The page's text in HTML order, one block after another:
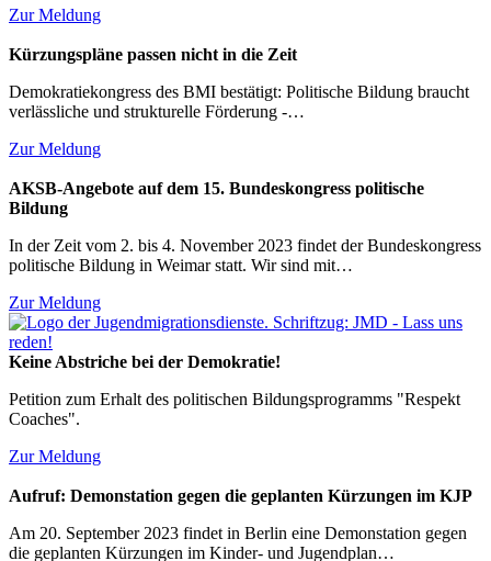
Zur Meldung
Kürzungspläne passen nicht in die Zeit
Demokratiekongress des BMI bestätigt: Politische Bildung braucht
verlässliche und strukturelle Förderung -…
Zur Meldung
AKSB-Angebote auf dem 15. Bundeskongress politische
Bildung
In der Zeit vom 2. bis 4. November 2023 findet der Bundeskongress
politische Bildung in Weimar statt. Wir sind mit…
Zur Meldung
Keine Abstriche bei der Demokratie!
Petition zum Erhalt des politischen Bildungsprogramms "Respekt
Coaches".
Zur Meldung
Aufruf: Demonstation gegen die geplanten Kürzungen im KJP
Am 20. September 2023 findet in Berlin eine Demonstation gegen
die geplanten Kürzungen im Kinder- und Jugendplan…